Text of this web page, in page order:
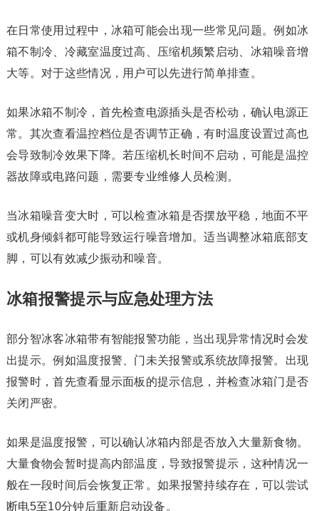
在日常使用过程中，冰箱可能会出现一些常见问题。例如冰
箱不制冷、冷藏室温度过高、压缩机频繁启动、冰箱噪音增
大等。对于这些情况，用户可以先进行简单排查。
如果冰箱不制冷，首先检查电源插头是否松动，确认电源正
常。其次查看温控档位是否调节正确，有时温度设置过高也
会导致制冷效果下降。若压缩机长时间不启动，可能是温控
器故障或电路问题，需要专业维修人员检测。
当冰箱噪音变大时，可以检查冰箱是否摆放平稳，地面不平
或机身倾斜都可能导致运行噪音增加。适当调整冰箱底部支
脚，可以有效减少振动和噪音。
冰箱报警提示与应急处理方法
部分智冰客冰箱带有智能报警功能，当出现异常情况时会发
出提示。例如温度报警、门未关报警或系统故障报警。出现
报警时，首先查看显示面板的提示信息，并检查冰箱门是否
关闭严密。
如果是温度报警，可以确认冰箱内部是否放入大量新食物。
大量食物会暂时提高内部温度，导致报警提示，这种情况一
般在一段时间后会恢复正常。如果报警持续存在，可以尝试
断电5至10分钟后重新启动设备。